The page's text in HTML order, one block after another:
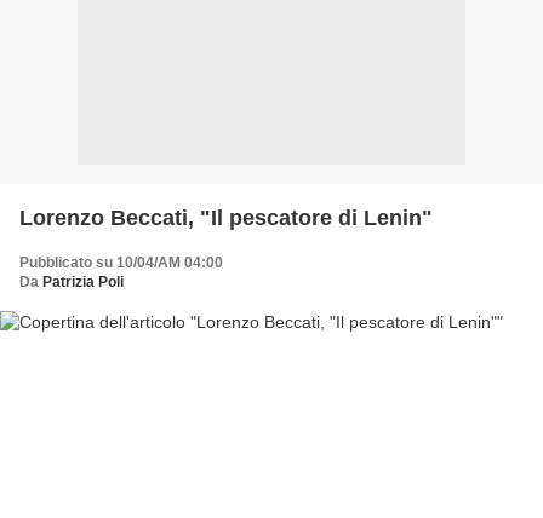
Lorenzo Beccati, "Il pescatore di Lenin"
Pubblicato su 10/04/AM 04:00
Da Patrizia Poli